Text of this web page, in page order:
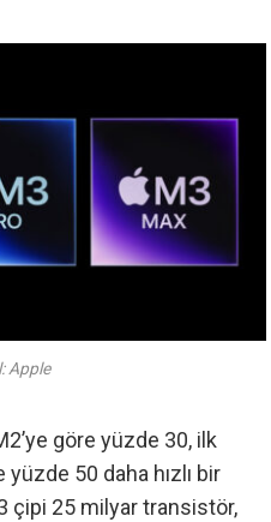
Apple
göre yüzde 30, ilk
50 daha hızlı bir
çipi 25 milyar transistör,